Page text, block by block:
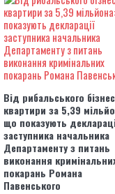
Від рибальського
квартири за 5,39
що показують
заступника начальника
Департаменту з питань
виконання
покарань Романа
Павенського